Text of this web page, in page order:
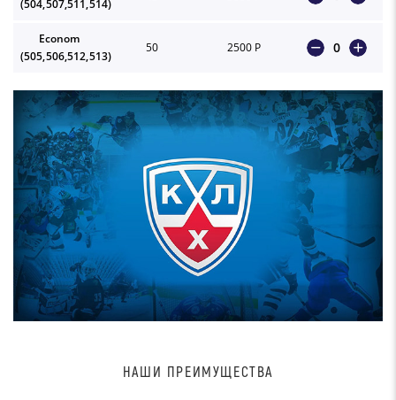
(504,507,511,514)
Econom
(505,506,512,513)
50 2500 Р 0
НАШИ ПРЕИМУЩЕСТВА